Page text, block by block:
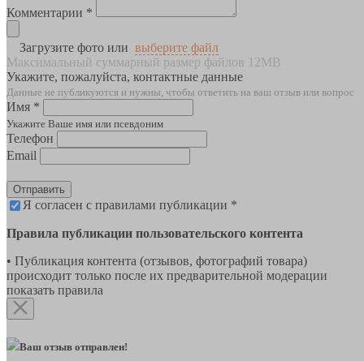
Комментарии *
Загрузите фото или выберите файл
Максимальный суммарный размер файлов 12MB
Укажите, пожалуйста, контактные данные
Данные не публикуются и нужны, чтобы ответить на ваш отзыв или вопрос
Имя *
Укажите Ваше имя или псевдоним
Телефон
Email
Отправить
Я согласен с правилами публикации *
Правила публикации пользовательского контента
• Публикация контента (отзывов, фотографий товара)
происходит только после их предварительной модерации
показать правила
Ваш отзыв отправлен!